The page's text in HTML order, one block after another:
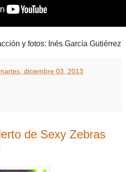
y fotos: Inés García Gutiérrez
diciembre 03, 2013
de Sexy Zebras